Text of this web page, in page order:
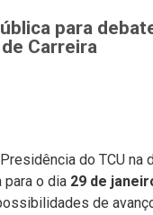
para
Carreira
do TCU na
para o dia 29 de
de